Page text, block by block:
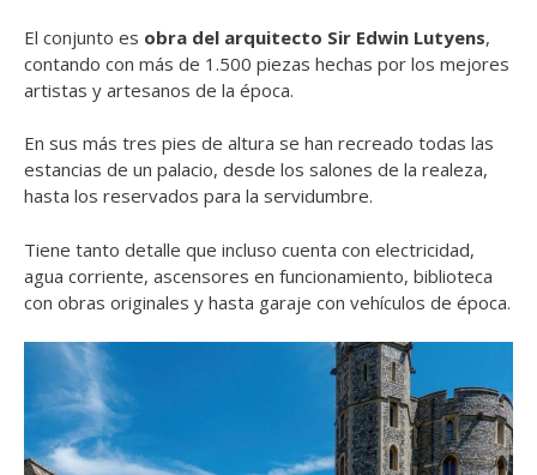
El conjunto es obra del arquitecto Sir Edwin Lutyens,
contando con más de 1.500 piezas hechas por los mejores
artistas y artesanos de la época.
En sus más tres pies de altura se han recreado todas las
estancias de un palacio, desde los salones de la realeza,
hasta los reservados para la servidumbre.
Tiene tanto detalle que incluso cuenta con electricidad,
agua corriente, ascensores en funcionamiento, biblioteca
con obras originales y hasta garaje con vehículos de época.